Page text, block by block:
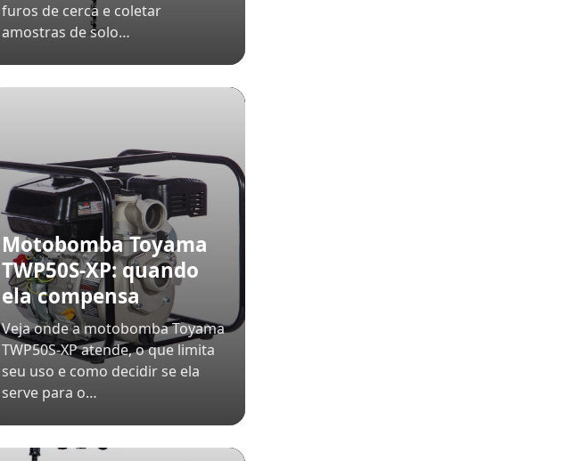
furos de cerca e coletar
amostras de solo…
Motobomba Toyama
TWP50S-XP: quando
ela compensa
Veja onde a motobomba Toyama
TWP50S-XP atende, o que limita
seu uso e como decidir se ela
serve para o…